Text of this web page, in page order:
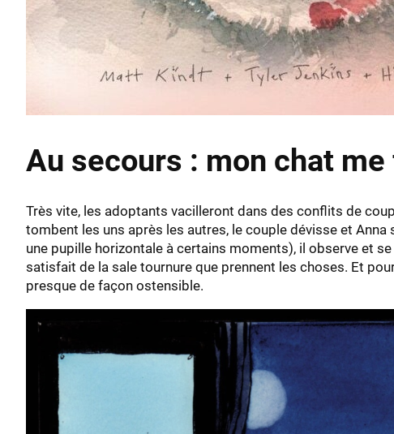
Au secours : mon chat
Très vite, les adoptants vacilleront dans des conflits de
tombent les uns après les autres, le couple dévisse et
une pupille horizontale à certains moments), il observe et
satisfait de la sale tournure que prennent les choses. Et
presque de façon ostensible.